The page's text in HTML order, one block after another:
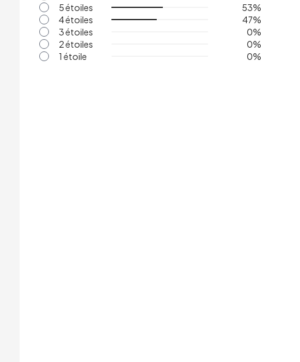
5 étoiles
53%
4 étoiles
47%
3 étoiles
0%
2 étoiles
0%
1 étoile
0%